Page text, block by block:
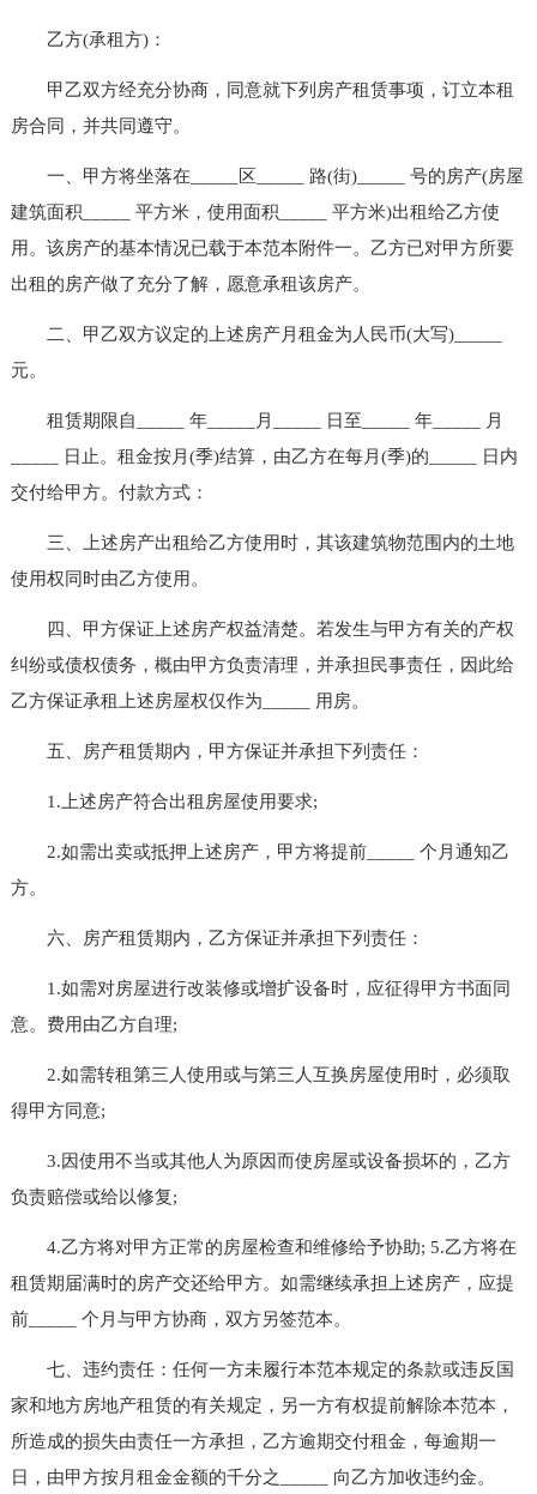
乙方(承租方)：
甲乙双方经充分协商，同意就下列房产租赁事项，订立本租
房合同，并共同遵守。
一、甲方将坐落在_____区_____ 路(街)_____ 号的房产(房屋
建筑面积_____ 平方米，使用面积_____ 平方米)出租给乙方使
用。该房产的基本情况已载于本范本附件一。乙方已对甲方所要
出租的房产做了充分了解，愿意承租该房产。
二、甲乙双方议定的上述房产月租金为人民币(大写)_____
元。
租赁期限自_____ 年_____月_____ 日至_____ 年_____ 月
_____ 日止。租金按月(季)结算，由乙方在每月(季)的_____ 日内
交付给甲方。付款方式：
三、上述房产出租给乙方使用时，其该建筑物范围内的土地
使用权同时由乙方使用。
四、甲方保证上述房产权益清楚。若发生与甲方有关的产权
纠纷或债权债务，概由甲方负责清理，并承担民事责任，因此给
乙方保证承租上述房屋权仅作为_____ 用房。
五、房产租赁期内，甲方保证并承担下列责任：
1.上述房产符合出租房屋使用要求;
2.如需出卖或抵押上述房产，甲方将提前_____ 个月通知乙
方。
六、房产租赁期内，乙方保证并承担下列责任：
1.如需对房屋进行改装修或增扩设备时，应征得甲方书面同
意。费用由乙方自理;
2.如需转租第三人使用或与第三人互换房屋使用时，必须取
得甲方同意;
3.因使用不当或其他人为原因而使房屋或设备损坏的，乙方
负责赔偿或给以修复;
4.乙方将对甲方正常的房屋检查和维修给予协助; 5.乙方将在
租赁期届满时的房产交还给甲方。如需继续承担上述房产，应提
前_____ 个月与甲方协商，双方另签范本。
七、违约责任：任何一方未履行本范本规定的条款或违反国
家和地方房地产租赁的有关规定，另一方有权提前解除本范本，
所造成的损失由责任一方承担，乙方逾期交付租金，每逾期一
日，由甲方按月租金金额的千分之_____ 向乙方加收违约金。